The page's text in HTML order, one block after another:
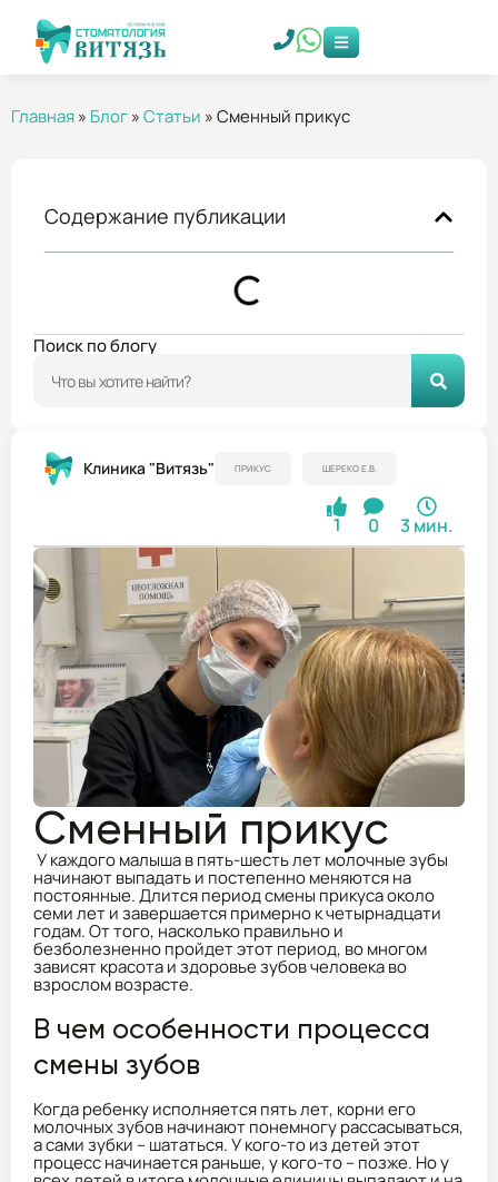
Главная» Блог»Статьи »Сменный прикус
Содержание публикации
Поиск по блогу
Клиника "Витязь" ПРИКУС ШЕРЕКО Е.В.
1 0 3 мин.
Сменный прикус
У каждого малыша в пять-шесть лет молочные зубы
начинают выпадать и постепенно меняются на
постоянные. Длится период смены прикуса около
семи лет и завершается примерно к четырнадцати
годам. От того, насколько правильно и
безболезненно пройдет этот период, во многом
зависят красота и здоровье зубов человека во
взрослом возрасте.
В чем особенности процесса
смены зубов
Когда ребенку исполняется пять лет, корни его
молочных зубов начинают понемногу рассасываться,
а сами зубки – шататься. У кого-то из детей этот
процесс начинается раньше, у кого-то – позже. Но у